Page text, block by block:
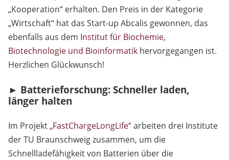
„Kooperation“ erhalten. Den Preis in der Kategorie
„Wirtschaft“ hat das Start-up Abcalis gewonnen, das
ebenfalls aus dem Institut für Biochemie,
Biotechnologie und Bioinformatik hervorgegangen ist.
Herzlichen Glückwunsch!
► Batterieforschung: Schneller laden,
länger halten
Im Projekt„FastChargeLongLife“arbeiten drei Institute
der TU Braunschweig zusammen, um die
Schnellladefähigkeit von Batterien über die